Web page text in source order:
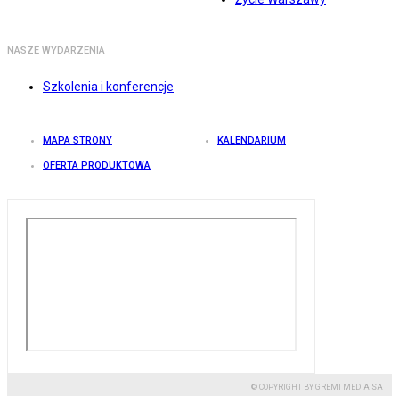
NASZE WYDARZENIA
Szkolenia i konferencje
MAPA STRONY KALENDARIUM
OFERTA PRODUKTOWA
© COPYRIGHT BY GREMI MEDIA SA